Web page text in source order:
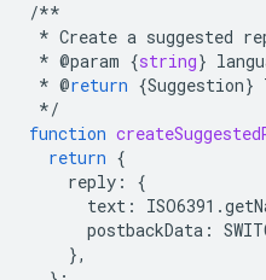
/**
* Create a suggested
* @param {string}
* @return {Suggestion}
*/
function
return {
reply :
{
text : ISO6391 .
postbackData :
},